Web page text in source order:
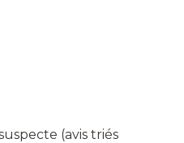
(avis triés